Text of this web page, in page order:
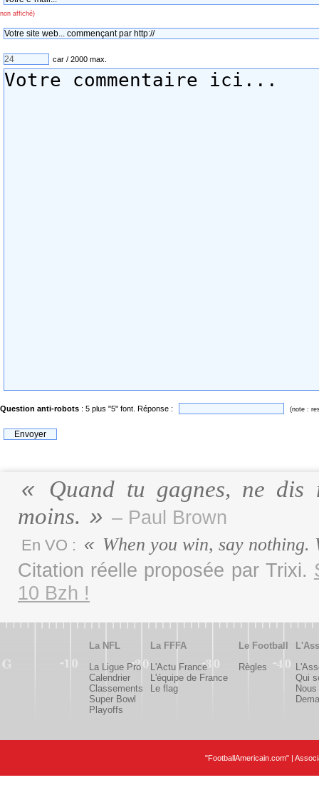
non affiché)
car / 2000 max.
Question anti-robots : 5 plus "5" font. Réponse : (note :
Quand tu gagnes, ne dis
moins.
– Paul Brown
En VO : When you win, say nothing.
Citation réelle proposée par Trixi.
10 Bzh !
La NFL
La Ligue Pro
Calendrier
Classements
Super Bowl
Playoffs
La FFFA
L'Actu France
L'équipe de France
Le flag
Le Football
Règles
Qui
"FootballAmericain.com" |